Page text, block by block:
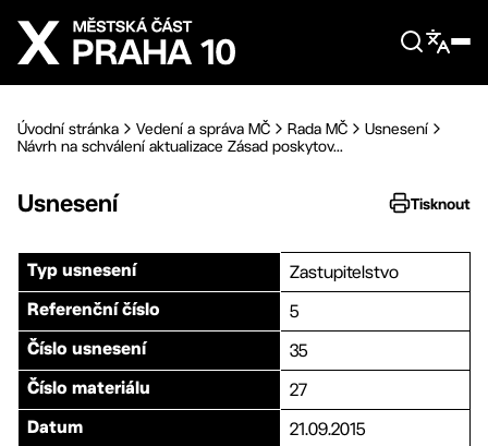
Přejít na hlavní obsah
Úvodní stránka Vedení a správa MČ Rada MČ
Usnesení
Návrh na schválení aktualizace Zásad poskytov...
Usnesení Tisknout
Typ usnesení Zastupitelstvo
Referenční číslo 5
Číslo usnesení 35
Číslo materiálu 27
Datum 21.09.2015